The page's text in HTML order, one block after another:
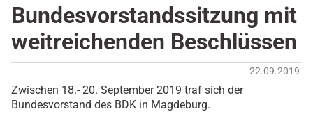
Bundesvorstandssitzung mit
weitreichenden Beschlüssen
22.09.2019
Zwischen 18.- 20. September 2019 traf sich der
Bundesvorstand des BDK in Magdeburg.